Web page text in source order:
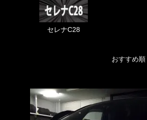
セレナC28
おすすめ